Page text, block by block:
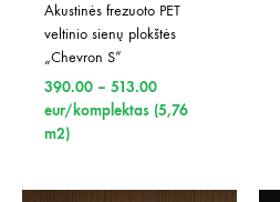
Akustinės frezuoto PET
veltinio sienų plokštės
„Chevron S”
390.00 – 513.00Price
range:
eur/komplektas (5,76
m2)